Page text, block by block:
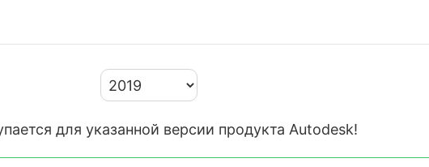
для указанной версии продукта Autodesk!